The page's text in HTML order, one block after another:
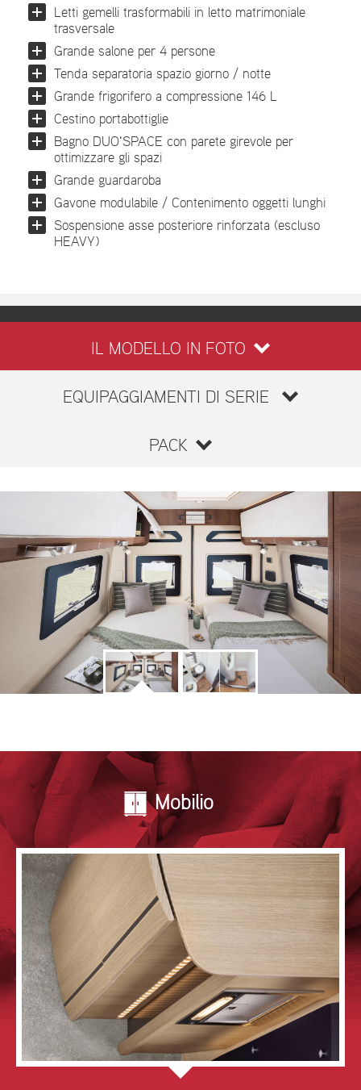
Letti gemelli trasformabili in letto matrimoniale
trasversale
Grande salone per 4 persone
Tenda separatoria spazio giorno / notte
Grande frigorifero a compressione 146 L
Cestino portabottiglie
Bagno DUO'SPACE con parete girevole per
ottimizzare gli spazi
Grande guardaroba
Gavone modulabile / Contenimento oggetti lunghi
Sospensione asse posteriore rinforzata (escluso
HEAVY)
IL MODELLO IN FOTO
EQUIPAGGIAMENTI DI SERIE
PACK
Mobilio